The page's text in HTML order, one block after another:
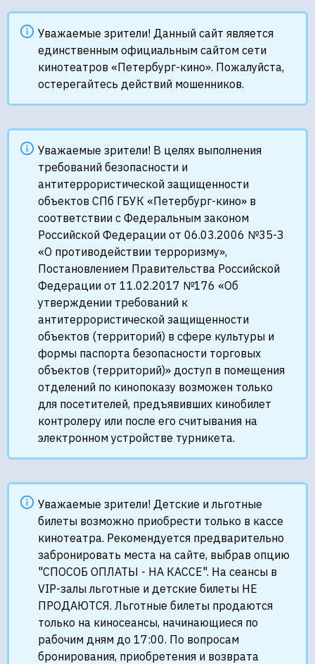
Уважаемые зрители! Данный сайт является
единственным официальным сайтом сети
кинотеатров «Петербург-кино». Пожалуйста,
остерегайтесь действий мошенников.
Уважаемые зрители! В целях выполнения
требований безопасности и
антитеррористической защищенности
объектов СПб ГБУК «Петербург-кино» в
соответствии с Федеральным законом
Российской Федерации от 06.03.2006 №35-З
«О противодействии терроризму»,
Постановлением Правительства Российской
Федерации от 11.02.2017 №176 «Об
утверждении требований к
антитеррористической защищенности
объектов (территорий) в сфере культуры и
формы паспорта безопасности торговых
объектов (территорий)» доступ в помещения
отделений по кинопоказу возможен только
для посетителей, предъявивших кинобилет
контролеру или после его считывания на
электронном устройстве турникета.
Уважаемые зрители! Детские и льготные
билеты возможно приобрести только в кассе
кинотеатра. Рекомендуется предварительно
забронировать места на сайте, выбрав опцию
"СПОСОБ ОПЛАТЫ - НА КАССЕ". На сеансы в
VIP-залы льготные и детские билеты НЕ
ПРОДАЮТСЯ. Льготные билеты продаются
только на киносеансы, начинающиеся по
рабочим дням до 17:00. По вопросам
бронирования, приобретения и возврата